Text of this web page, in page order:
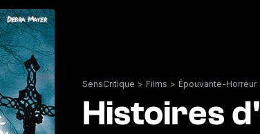
SensCritique > Films > Épouvante-Horreur
Histoires